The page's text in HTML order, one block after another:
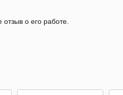
о его работе.